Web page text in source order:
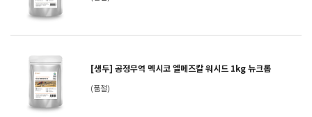
[생두] 공정무역 멕시코 엘메즈칼 워시드 1kg 뉴크롭
(품절)